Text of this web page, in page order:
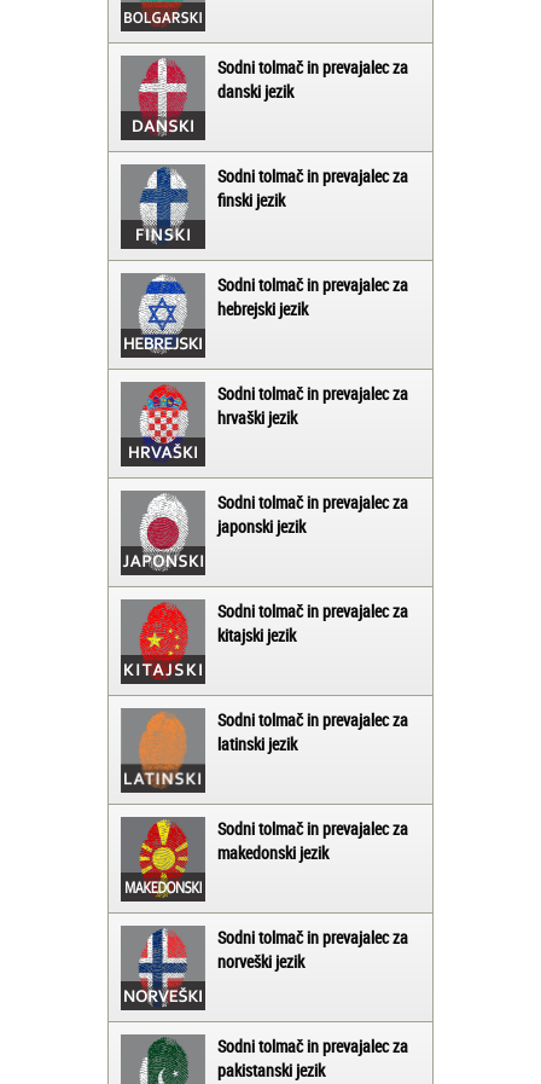
Sodni tolmač in prevajalec za
danski jezik
Sodni tolmač in prevajalec za
finski jezik
Sodni tolmač in prevajalec za
hebrejski jezik
Sodni tolmač in prevajalec za
hrvaški jezik
Sodni tolmač in prevajalec za
japonski jezik
Sodni tolmač in prevajalec za
kitajski jezik
Sodni tolmač in prevajalec za
latinski jezik
Sodni tolmač in prevajalec za
makedonski jezik
Sodni tolmač in prevajalec za
norveški jezik
Sodni tolmač in prevajalec za
pakistanski jezik